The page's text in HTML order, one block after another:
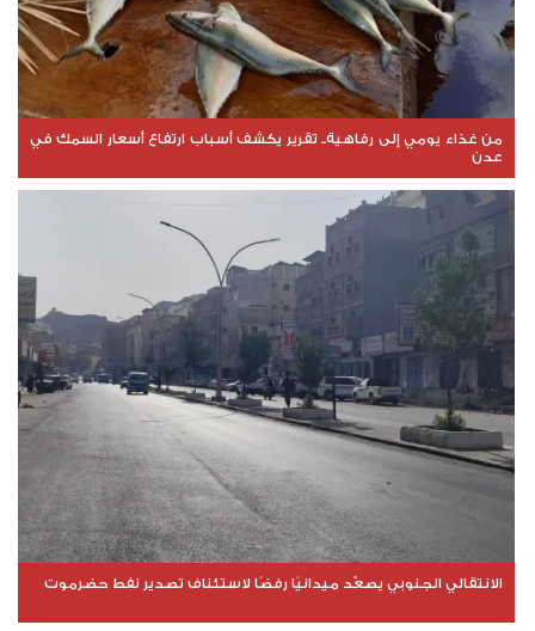
من غذاء يومي إلى رفاهية.. تقرير يكشف أسباب ارتفاع أسعار السمك في
عدن
الانتقالي الجنوبي يصعّد ميدانيًا رفضًا لاستئناف تصدير نفط حضرموت